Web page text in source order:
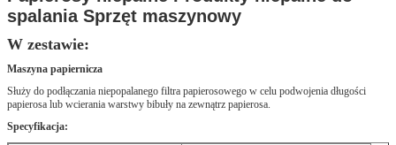
spalania Sprzęt maszynowy
W zestawie:
Maszyna papiernicza
Służy do podłączania niepopalanego filtra papierosowego w celu podwojenia długości
papierosa lub wcierania warstwy bibuły na zewnątrz papierosa.
Specyfikacja: